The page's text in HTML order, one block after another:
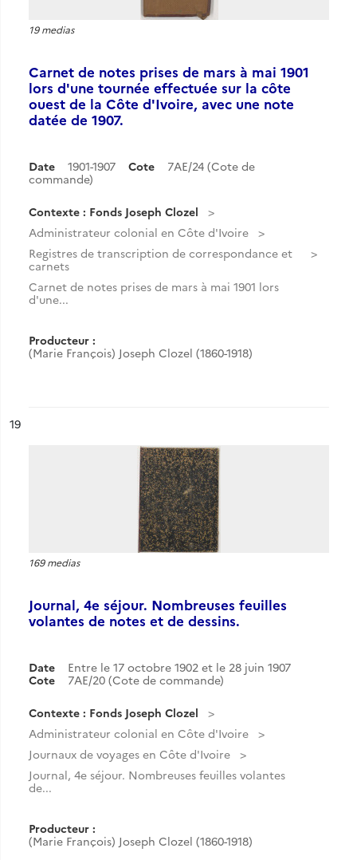
19 medias
Carnet de notes prises de mars à mai 1901
lors d'une tournée effectuée sur la côte
ouest de la Côte d'Ivoire, avec une note
datée de 1907.
Date 1901-1907 Cote
7AE/24 (Cote de
commande)
Contexte : Fonds Joseph Clozel
Administrateur colonial en Côte d'Ivoire
Registres de transcription de correspondance et
carnets
Carnet de notes prises de mars à mai 1901 lors
d'une...
Producteur :
(Marie François) Joseph Clozel (1860-1918)
n°
19
169 medias
Journal, 4e séjour. Nombreuses feuilles
volantes de notes et de dessins.
Date
Entre le 17 octobre 1902 et le 28 juin 1907
Cote
7AE/20 (Cote de commande)
Contexte : Fonds Joseph Clozel
Administrateur colonial en Côte d'Ivoire
Journaux de voyages en Côte d'Ivoire
Journal, 4e séjour. Nombreuses feuilles volantes
de...
Producteur :
(Marie François) Joseph Clozel (1860-1918)